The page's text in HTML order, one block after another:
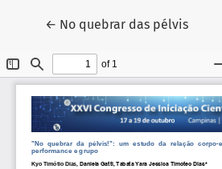
← Voltar aos Detalhes do Artigo
No quebrar das pélvis